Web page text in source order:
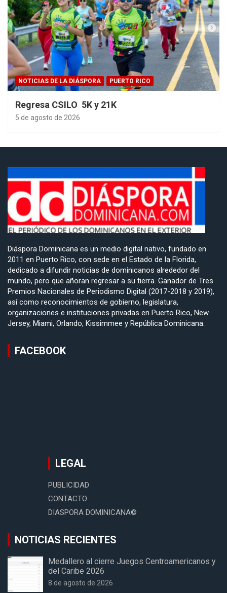
NOTICIAS DE LA DIÁSPORA PUERTO RICO
Regresa CSILO 5K y 21K
5 de agosto de 2026
Diáspora Dominicana es un medio digital nativo, fundado en
2011 en Puerto Rico, con sede en el Estado de la Florida,
dedicado a difundir noticias de dominicanos alrededor del
mundo, pero que añoran regresar a su tierra. Ganador de Tres
Premios Nacionales de Periodismo Digital (2017-2018 y 2019),
así como reconocimientos de gobierno, legislatura,
organizaciones e instituciones privadas en Puerto Rico, New
Jersey, Miami, Orlando, Kissimmee y República Dominicana.
FACEBOOK
LEGAL
PUBLICIDAD
CONTACTO
DIASPORA DOMINICANA©
NOTICIAS RECIENTES
Medallero al cierre Juegos Centroamericanos y
del Caribe 2026
8 de agosto de 2026